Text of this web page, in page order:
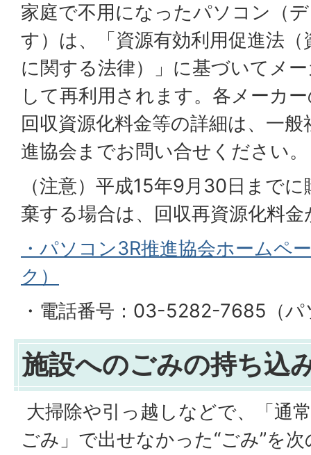
家庭で不用になったパソコン（
す）は、「資源有効利用促進法
に関する法律）」に基づいてメ
して再利用されます。各メーカ
回収資源化料金等の詳細は、一
進協会までお問い合せください。
（注意）平成15年9月30日まで
棄する場合は、回収再資源化料
・パソコン3R推進協会ホームペ
ク）
・電話番号：03-5282-7685（パ
施設へのごみの持ち込
大掃除や引っ越しなどで、「通
ごみ」で出せなかった“ごみ”を